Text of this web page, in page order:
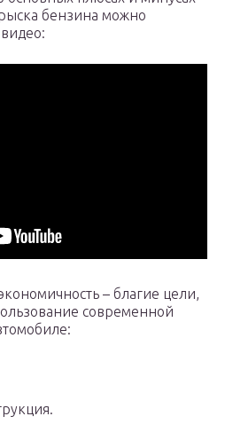
бензина можно
– благие цели,
современной